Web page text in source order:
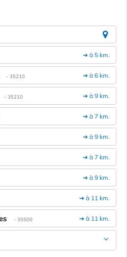
➔ à 5 km.
➔ à 6 km.
- 35210
➔ à 9 km.
- 35210
➔ à 7 km.
➔ à 9 km.
➔ à 7 km.
➔ à 9 km.
➔ à 11 km.
➔ à 11 km.
- 35500